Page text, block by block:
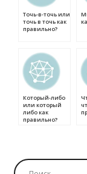
Точь-в-точь или
точь в точь как
правильно?
Который-либо
или который
либо как
правильно?